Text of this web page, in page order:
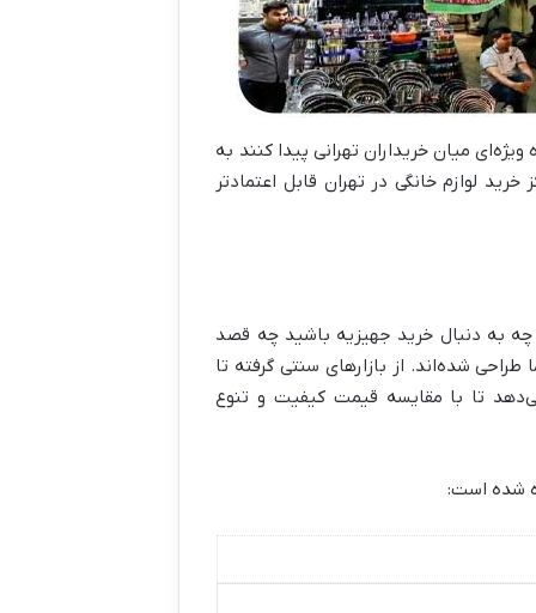
میان خریداران تهرانی پیدا کنند به
لوازم خانگی در تهران قابل اعتمادتر
چه به دنبال خرید جهیزیه باشید چه قصد
شده‌اند. از بازارهای سنتی گرفته تا
تا با مقایسه قیمت کیفیت و تنوع
شده است: